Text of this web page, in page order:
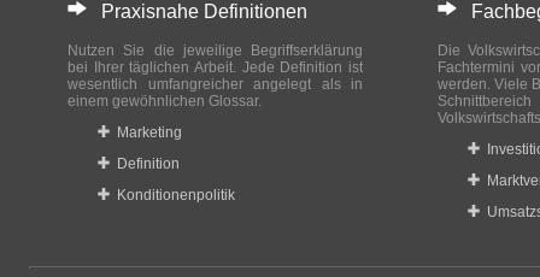
Praxisnahe Definitionen
Nutzen Sie die jeweilige Begriffserklärung
bei Ihrer täglichen Arbeit. Jede Definition ist
wesentlich umfangreicher angelegt als in
einem gewöhnlichen Glossar.
Marketing
Definition
Konditionenpolitik
Die
Fachtermini
werden. Viele